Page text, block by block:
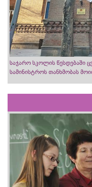
საჯარო სკოლის წესდებაში
სამინისტროს თანხმობას